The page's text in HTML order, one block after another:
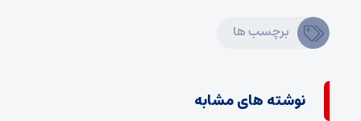
برچسب ها
نوشته های مشابه